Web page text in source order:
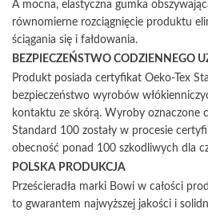
A mocna, elastyczna gumka
równomierne rozciągnięcie produktu
ściągania się i fałdowania.
BEZPIECZEŃSTWO CODZIENNEGO
Produkt posiada certyfikat Oeko-Tex
bezpieczeństwo wyrobów
kontaktu ze skórą. Wyroby oznaczone
Standard 100 zostały w procesie
obecność ponad 100 szkodliwych dla
POLSKA PRODUKCJA
Prześcieradła marki Bowi w całości
to gwarantem najwyższej jakości i